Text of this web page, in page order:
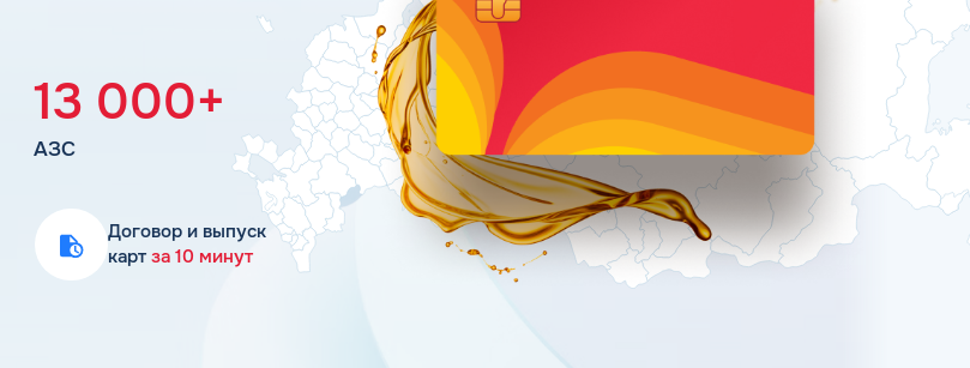
13 000+
АЗС
Договор и выпуск
карт за 10 минут